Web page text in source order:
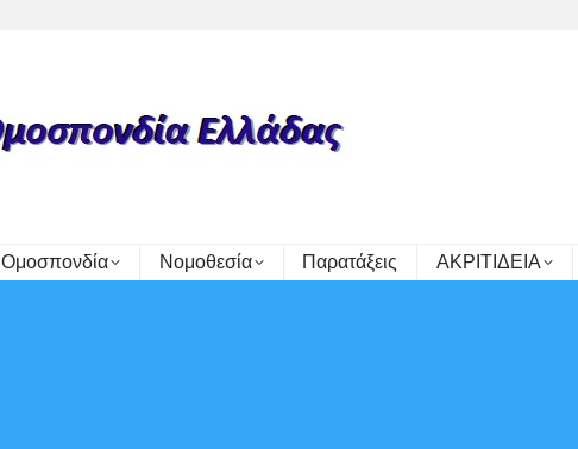
Ομοσπονδία Νομοθεσία Παρατάξεις ΑΚΡΙΤΙΔΕΙΑ